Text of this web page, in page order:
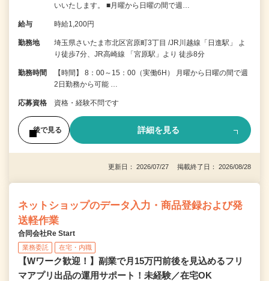
いいたします。 ■月曜から日曜の間で週…
給与 時給1,200円
勤務地
埼玉県さいたま市北区宮原町3丁目 /JR川越線「日進駅」 よ
り徒歩7分、JR高崎線 「宮原駅」より 徒歩8分
勤務時間
【時間】 8：00～15：00（実働6H） 月曜から日曜の間で週
2日勤務から可能 …
応募資格 資格・経験不問です
後で見る 詳細を見る
更新日： 2026/07/27 掲載終了日： 2026/08/28
ネットショップのデータ入力・商品登録および発
送軽作業
合同会社Re Start
業務委託 在宅・内職
【Wワーク歓迎！】副業で月15万円前後を見込めるフリ
マアプリ出品の運用サポート！未経験／在宅OK